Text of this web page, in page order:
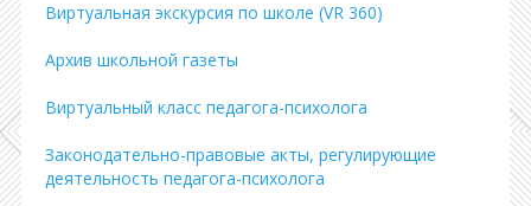
Виртуальная экскурсия по школе (VR 360)
Архив школьной газеты
Виртуальный класс педагога-психолога
Законодательно-правовые акты, регулирующие
деятельность педагога-психолога